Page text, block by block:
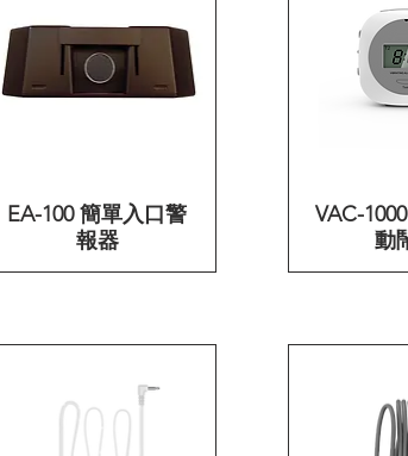
快速瀏覽
EA-100 簡單入口警
報器
快
VAC-
動